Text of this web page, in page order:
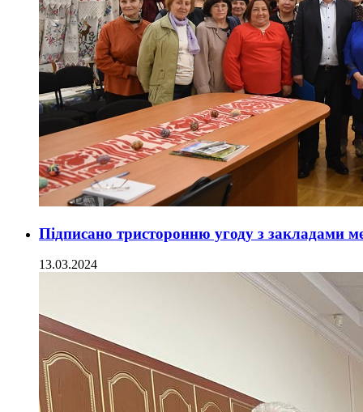
Підписано тристоронню угоду з закладами
13.03.2024